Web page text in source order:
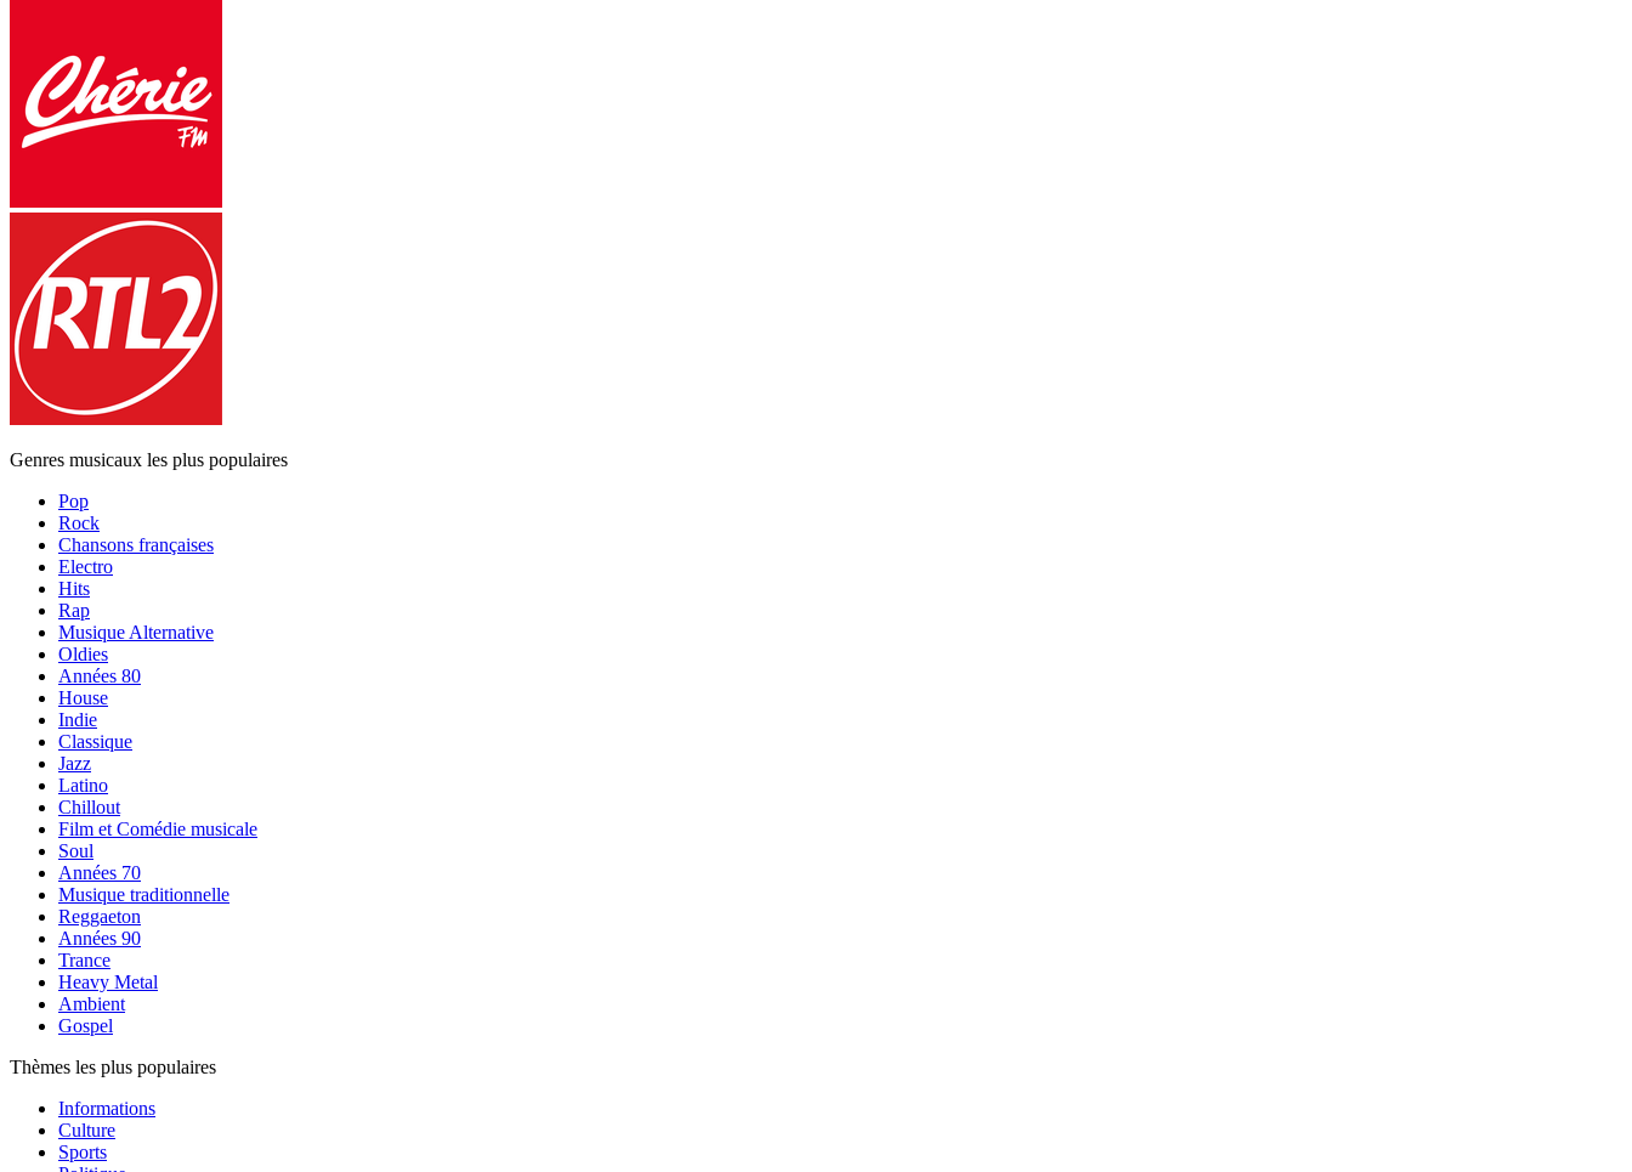
Genres musicaux les plus populaires
Pop
Rock
Chansons françaises
Electro
Hits
Rap
Musique Alternative
Oldies
Années 80
House
Indie
Classique
Jazz
Latino
Chillout
Film et Comédie musicale
Soul
Années 70
Musique traditionnelle
Reggaeton
Années 90
Trance
Heavy Metal
Ambient
Gospel
Thèmes les plus populaires
Informations
Culture
Sports